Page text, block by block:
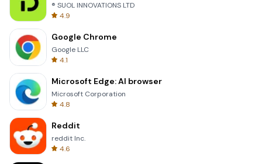
® SUOL INNOVATIONS LTD
4.9
Google Chrome
Google LLC
4.1
Microsoft Edge: AI browser
Microsoft Corporation
4.8
Reddit
reddit Inc.
4.6